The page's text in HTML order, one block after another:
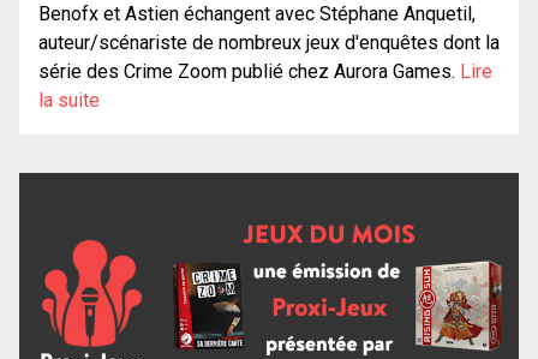
Benofx et Astien échangent avec Stéphane Anquetil,
auteur/scénariste de nombreux jeux d'enquêtes dont la
série des Crime Zoom publié chez Aurora Games. Lire
la suite